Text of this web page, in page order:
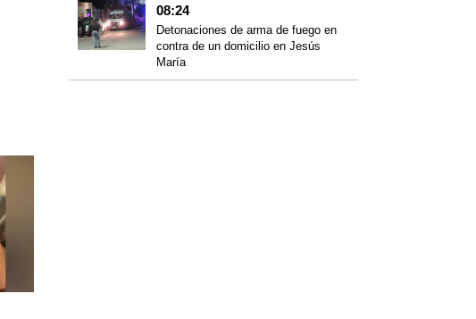
08:24
Detonaciones de arma de fuego en
contra de un domicilio en Jesús
María